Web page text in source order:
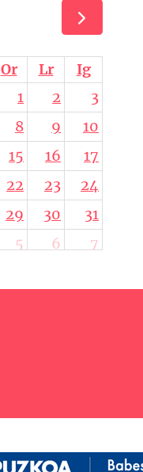
Or Lr
Ig
1 2
3
8 9
10
15 16
17
22 23
24
29 30
31
5 6 7